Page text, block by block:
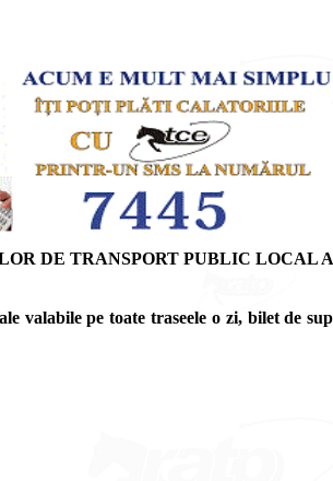
DE TRANSPORT PUBLIC LOCAL
valabile pe toate traseele o zi, bilet de